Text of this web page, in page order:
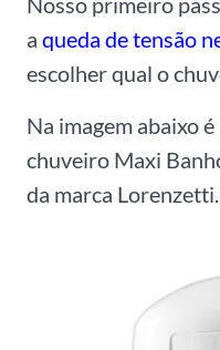
a queda de tensão
escolher qual o
Na imagem abaixo
chuveiro Maxi
da marca Lorenzetti.